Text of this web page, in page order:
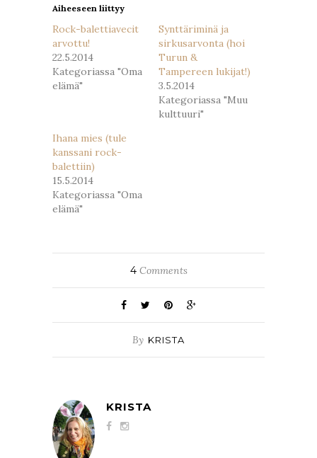
Aiheeseen liittyy
Rock-balettiavecit
arvottu!
22.5.2014
Kategoriassa "Oma
elämä"
Synttäriminä ja
sirkusarvonta (hoi
Turun &
Tampereen lukijat!)
3.5.2014
Kategoriassa "Muu
kulttuuri"
Ihana mies (tule
kanssani rock-
balettiin)
15.5.2014
Kategoriassa "Oma
elämä"
4Comments
By KRISTA
KRISTA